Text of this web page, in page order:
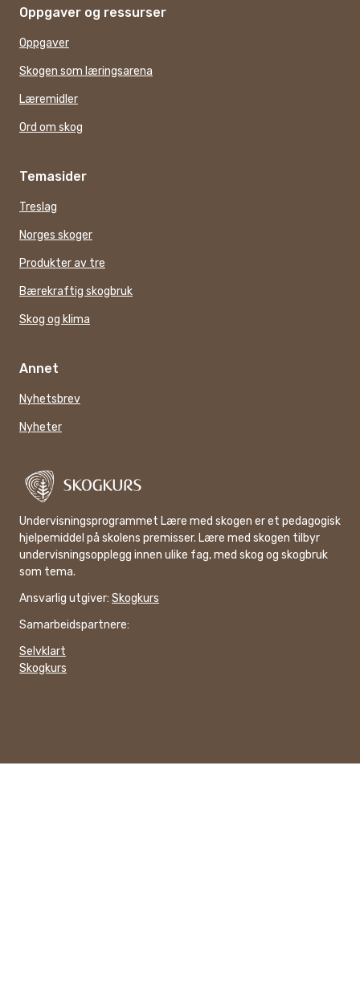
Oppgaver og ressurser
Oppgaver
Skogen som læringsarena
Læremidler
Ord om skog
Temasider
Treslag
Norges skoger
Produkter av tre
Bærekraftig skogbruk
Skog og klima
Annet
Nyhetsbrev
Nyheter
Undervisningsprogrammet Lære med skogen er et pedagogisk
hjelpemiddel på skolens premisser. Lære med skogen tilbyr
undervisningsopplegg innen ulike fag, med skog og skogbruk
som tema.
Ansvarlig utgiver: Skogkurs
Samarbeidspartnere:
Selvklart
Skogkurs